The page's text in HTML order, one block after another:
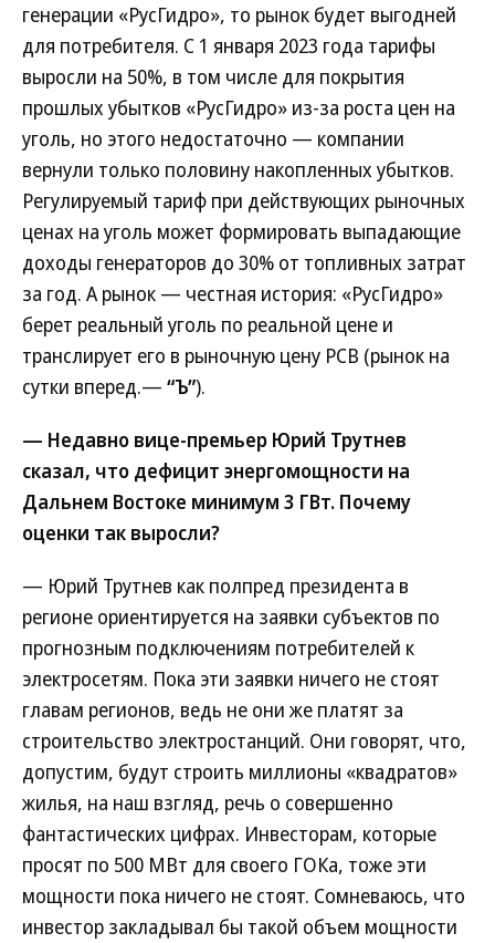
генерации «РусГидро», то рынок будет выгодней
для потребителя. С 1 января 2023 года тарифы
выросли на 50%, в том числе для покрытия
прошлых убытков «РусГидро» из-за роста цен на
уголь, но этого недостаточно — компании
вернули только половину накопленных убытков.
Регулируемый тариф при действующих рыночных
ценах на уголь может формировать выпадающие
доходы генераторов до 30% от топливных затрат
за год. А рынок — честная история: «РусГидро»
берет реальный уголь по реальной цене и
транслирует его в рыночную цену РСВ (рынок на
сутки вперед.— “Ъ”).
— Недавно вице-премьер Юрий Трутнев
сказал, что дефицит энергомощности на
Дальнем Востоке минимум 3 ГВт. Почему
оценки так выросли?
— Юрий Трутнев как полпред президента в
регионе ориентируется на заявки субъектов по
прогнозным подключениям потребителей к
электросетям. Пока эти заявки ничего не стоят
главам регионов, ведь не они же платят за
строительство электростанций. Они говорят, что,
допустим, будут строить миллионы «квадратов»
жилья, на наш взгляд, речь о совершенно
фантастических цифрах. Инвесторам, которые
просят по 500 МВт для своего ГОКа, тоже эти
мощности пока ничего не стоят. Сомневаюсь, что
инвестор закладывал бы такой объем мощности